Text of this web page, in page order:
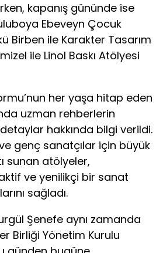
kapanış gününde ise
Ebeveyn Çocuk
Birben ile Karakter Tasarım
ile Linol Baskı Atölyesi
her yaşa hitap eden
uzman rehberlerin
hakkında bilgi verildi.
genç sanatçılar için büyük
sunan atölyeler,
ve yenilikçi bir sanat
sağladı.
Şenefe aynı zamanda
Birliği Yönetim Kurulu